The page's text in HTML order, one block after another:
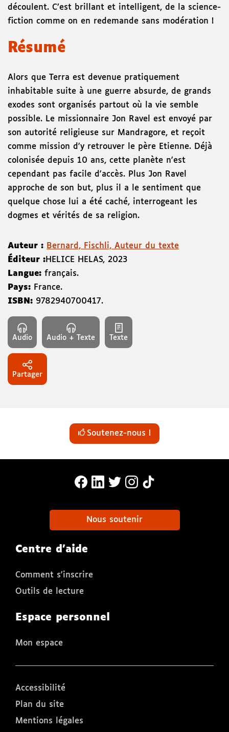
découlent. C’est brillant et intelligent, de la science-
fiction comme on en redemande sans modération !
Résumé
Alors que Terra est devenue pratiquement
inhabitable suite à une guerre absurde, de grands
exodes sont organisés partout où la vie semble
possible. Le missionnaire Jon Ravel est envoyé par
son autorité religieuse sur Mandragore, et reçoit
comme mission d'y retrouver le père Etienne. Déjà
colonisée depuis 10 ans, cette planète n'est
cependant pas facile d'accès. Plus Jon Ravel
approche de son but, plus il a le sentiment que
quelque chose lui a été caché, interrogeant les
dogmes et vérités de sa religion.
Auteur : Bernard, Fischli, Auteur du texte
Éditeur :HELICE HELAS, 2023
Langue: français.
Pays: France.
ISBN: 9782940700417.
Audio Audio + Texte Texte
Partager
Soutenez-nous !
MonaLira Sur Facebook (nouvelle
MonaLira Sur Linkedin
MonaLira Sur Twitter
MonaLira Sur
Nous soutenir
Centre d'aide
Comment s'inscrire
Outils de lecture
Espace personnel
Mon espace
Accessibilité
Plan du site
Mentions légales